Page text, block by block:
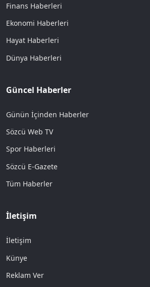
Finans Haberleri
Ekonomi Haberleri
Hayat Haberleri
Dünya Haberleri
Güncel Haberler
Günün İçinden Haberler
Sözcü Web TV
Spor Haberleri
Sözcü E-Gazete
Tüm Haberler
İletişim
İletişim
Künye
Reklam Ver